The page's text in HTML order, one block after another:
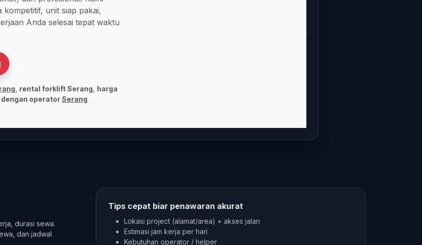
unit siap pakai,
Anda selesai tepat waktu
rental forklift Serang harga
operatorSerang.
durasi sewa.
dan jadwal
Tips cepat biar penawaran akurat
Lokasi project (alamat/area) + akses jalan
Estimasi jam kerja per hari
Kebutuhan operator / helper